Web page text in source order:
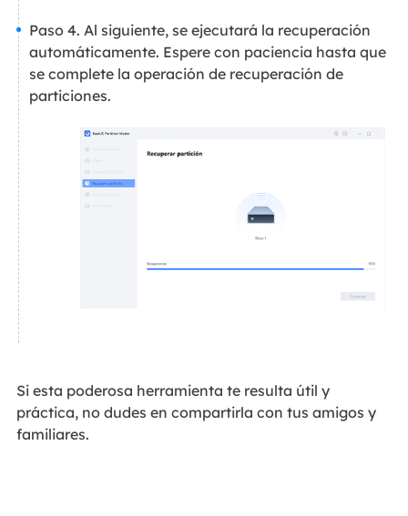
Paso 4. Al siguiente, se ejecutará la recuperación
automáticamente. Espere con paciencia hasta que
se complete la operación de recuperación de
particiones.
Si esta poderosa herramienta te resulta útil y
práctica, no dudes en compartirla con tus amigos y
familiares.